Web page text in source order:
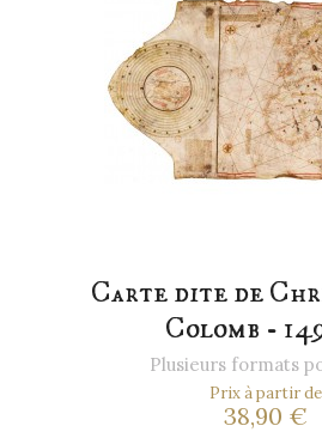
Carte dite de
Colomb -
Plusieurs formats
Prix à partir de
38,90 €